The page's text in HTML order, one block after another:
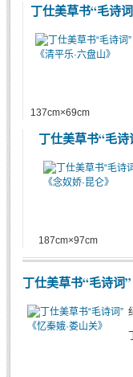
丁仕美草书“毛诗
137cm×69cm
丁仕美草书“毛诗
187cm×97cm
丁仕美草书“毛诗词”